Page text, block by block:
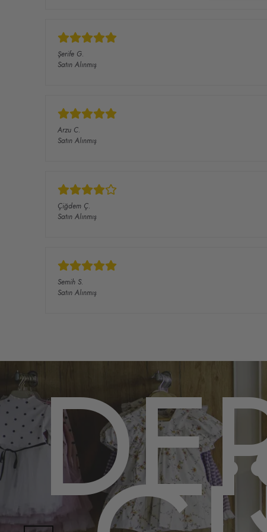
Şerife G.
Satın Alınmış
Arzu C.
Satın Alınmış
Çiğdem Ç.
Satın Alınmış
Semih S.
Satın Alınmış